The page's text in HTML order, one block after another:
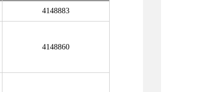
4148883
4148860